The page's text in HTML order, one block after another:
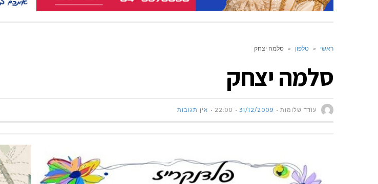
ראשי » טלפון » סלמה יצחק
סלמה יצחק
עודד שלומות 31/12/2009
22:00 אין תגובות